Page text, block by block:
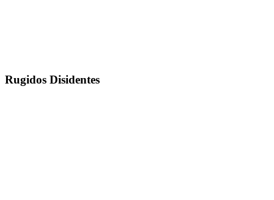
Rugidos Disidentes